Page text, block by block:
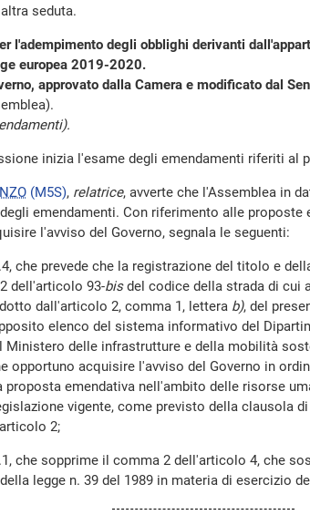
seduta.
l'adempimento degli obblighi derivanti
europea 2019-2020.
approvato dalla Camera e modificato dal
inizia l'esame degli emendamenti riferiti al
(M5S), relatrice, avverte che l'Assemblea in
emendamenti. Con riferimento alle proposte
l'avviso del Governo, segnala le seguenti:
prevede che la registrazione del titolo e
dell'articolo 93-bisdel codice della strada di cui
dall'articolo 2, comma 1, lettera b), del
elenco del sistema informativo del
Ministero delle infrastrutture e della mobilità
opportuno acquisire l'avviso del Governo in
proposta emendativa nell'ambito delle risorse
vigente, come previsto della clausola
2;
sopprime il comma 2 dell'articolo 4, che
legge n. 39 del 1989 in materia di esercizio